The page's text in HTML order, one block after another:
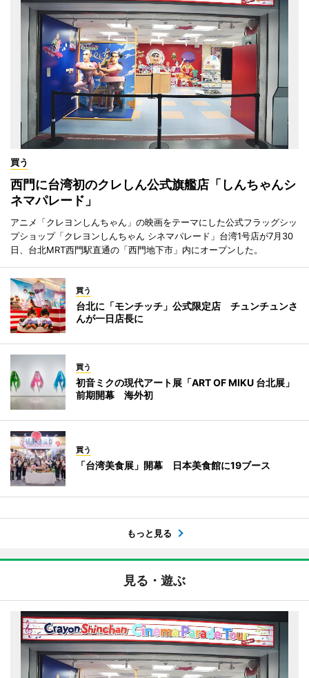
買う
西門に台湾初のクレしん公式旗艦店「しんちゃんシ
ネマパレード」
アニメ「クレヨンしんちゃん」の映画をテーマにした公式フラッグシッ
プショップ「クレヨンしんちゃん シネマパレード」台湾1号店が7月30
日、台北MRT西門駅直通の「西門地下市」内にオープンした。
買う
台北に「モンチッチ」公式限定店 チュンチュンさ
んが一日店長に
買う
初音ミクの現代アート展「ART OF MIKU 台北展」
前期開幕 海外初
買う
「台湾美食展」開幕 日本美食館に19ブース
もっと見る
見る・遊ぶ